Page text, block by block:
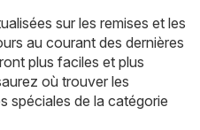
sur les remises et les
au courant des dernières
plus faciles et plus
où trouver les
spéciales de la catégorie